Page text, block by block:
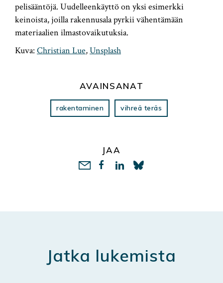
pelisääntöjä. Uudelleenkäyttö on yksi esimerkki
keinoista, joilla rakennusala pyrkii vähentämään
materiaalien ilmastovaikutuksia.
Kuva: Christian Lue,Unsplash
AVAINSANAT
rakentaminen vihreä teräs
JAA
LinkedIn
Jatka lukemista